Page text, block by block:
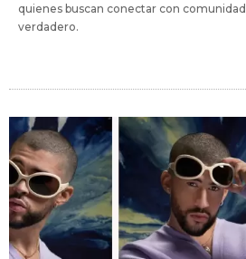
quienes buscan conectar con
verdadero.